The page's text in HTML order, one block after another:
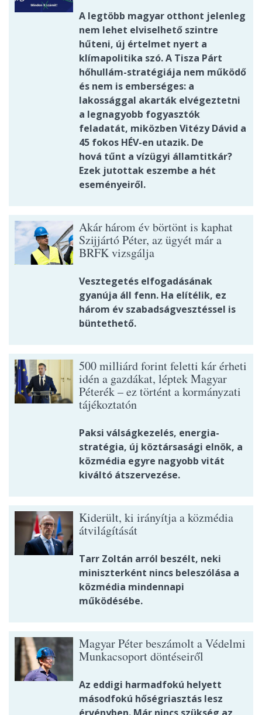
A legtöbb magyar otthont jelenleg
nem lehet elviselhető szintre
hűteni, új értelmet nyert a
klímapolitika szó. A Tisza Párt
hőhullám-stratégiája nem működő
és nem is emberséges: a
lakossággal akarták elvégeztetni
a legnagyobb fogyasztók
feladatát, miközben Vitézy Dávid a
45 fokos HÉV-en utazik. De
hová tűnt a vízügyi államtitkár?
Ezek jutottak eszembe a hét
eseményeiről.
Akár három év börtönt is kaphat
Szijjártó Péter, az ügyét már a
BRFK vizsgálja
Vesztegetés elfogadásának
gyanúja áll fenn. Ha elítélik, ez
három év szabadságvesztéssel is
büntethető.
500 milliárd forint feletti kár érheti
idén a gazdákat, léptek Magyar
Péterék – ez történt a kormányzati
tájékoztatón
Paksi válságkezelés, energia-
stratégia, új köztársasági elnök, a
közmédia egyre nagyobb vitát
kiváltó átszervezése.
Kiderült, ki irányítja a közmédia
átvilágítását
Tarr Zoltán arról beszélt, neki
miniszterként nincs beleszólása a
közmédia mindennapi
működésébe.
Magyar Péter beszámolt a Védelmi
Munkacsoport döntéseiről
Az eddigi harmadfokú helyett
másodfokú hőségriasztás lesz